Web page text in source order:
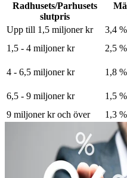
Radhusets/Parhusets
slutpris
Upp till 1,5 miljoner kr
3,4 %
1,5 - 4 miljoner kr
2,5 %
4 - 6,5 miljoner kr
1,8 %
6,5 - 9 miljoner kr
1,5 %
9 miljoner kr och över
1,3 %